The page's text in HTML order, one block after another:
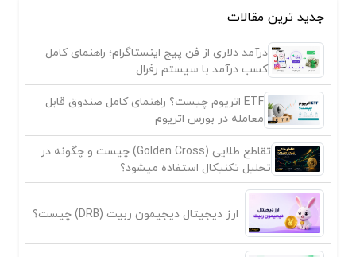
جدید ترین مقالات
درآمد دلاری از فن پیج اینستاگرام؛ راهنمای کامل
کسب درآمد با سیستم رفرال
ETF اتریوم چیست؟ راهنمای کامل صندوق قابل
معامله در بورس اتریوم
تقاطع طلایی (Golden Cross) چیست و چگونه در
تحلیل تکنیکال استفاده میشود؟
ارز دیجیتال دیجیمون ربیت (DRB) چیست؟